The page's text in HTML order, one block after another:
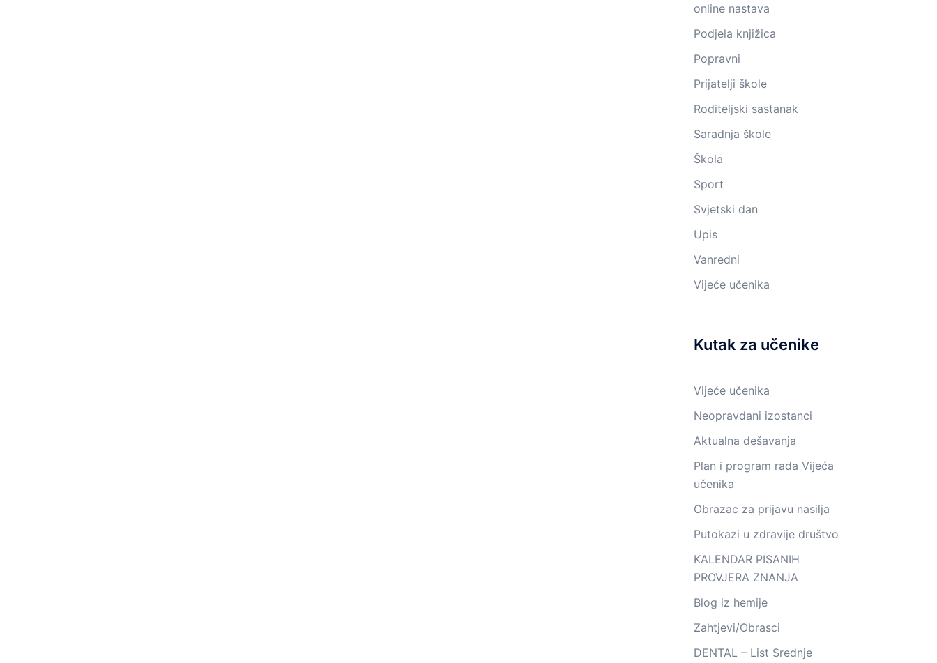
online nastava
Podjela knjižica
Popravni
Prijatelji škole
Roditeljski sastanak
Saradnja škole
Škola
Sport
Svjetski dan
Upis
Vanredni
Vijeće učenika
Kutak za učenike
Vijeće učenika
Neopravdani izostanci
Aktualna dešavanja
Plan i program rada Vijeća
učenika
Obrazac za prijavu nasilja
Putokazi u zdravije društvo
KALENDAR PISANIH
PROVJERA ZNANJA
Blog iz hemije
Zahtjevi/Obrasci
DENTAL – List Srednje